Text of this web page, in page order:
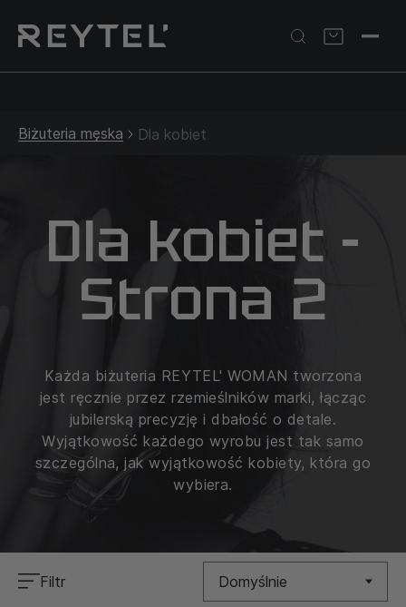
Biżuteria męska Dla kobiet
Dla kobiet -
Strona 2
Każda biżuteria REYTEL' WOMAN tworzona
jest ręcznie przez rzemieślników marki, łącząc
jubilerską precyzję i dbałość o detale.
Wyjątkowość każdego wyrobu jest tak samo
szczególna, jak wyjątkowość kobiety, która go
wybiera.
Filtr Domyślnie
Złota biżuteria: –30% | Do 31.08